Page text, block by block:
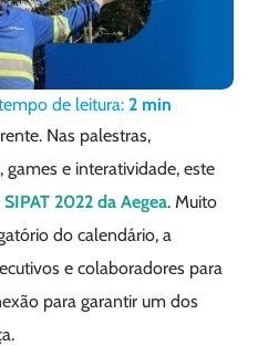
de leitura: 2 min
Nas palestras,
e interatividade, este
SIPAT 2022 da Aegea. Muito
do calendário, a
e colaboradores para
para garantir um dos